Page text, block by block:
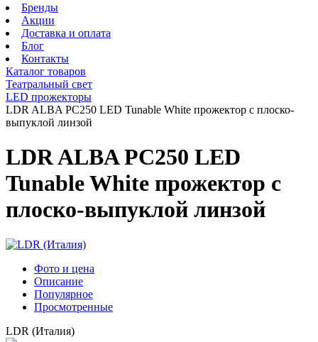
Бренды
Акции
Доставка и оплата
Блог
Контакты
Каталог товаров
Театральный свет
LED прожекторы
LDR ALBA PC250 LED Tunable White прожектор с плоско-
выпуклой линзой
LDR ALBA PC250 LED
Tunable White прожектор с
плоско-выпуклой линзой
Фото и цена
Описание
Популярное
Просмотренные
LDR (Италия)